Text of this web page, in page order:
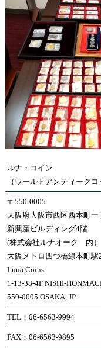
ルナ・コイン
（ワールドアンティークコ
〒550-0005
大阪府大阪市西区西本町一
新興産ビルディング4階
(株式会社ルナオーク 内）
大阪メトロ四つ橋線本町
Luna Coins
1-13-38-4F NISHI-
550-0005 OSAKA, JP
TEL：06-6563-9994
FAX：06-6563-9895